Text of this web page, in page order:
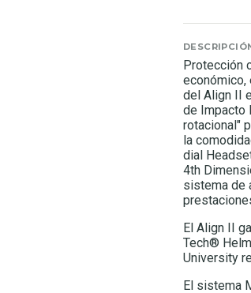
Protección
económico,
del Align II
de Impacto
rotacional"
la
dial
4th
sistema de
El Align II
Tech®
University
El sistema